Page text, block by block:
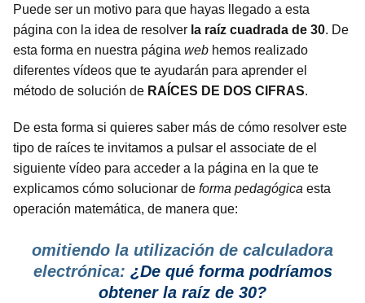
Puede ser un motivo para que hayas llegado a esta
página con la idea de resolver la raíz cuadrada de 30. De
esta forma en nuestra página web hemos realizado
diferentes vídeos que te ayudarán para aprender el
método de solución de RAÍCES DE DOS CIFRAS.
De esta forma si quieres saber más de cómo resolver este
tipo de raíces te invitamos a pulsar el associate de el
siguiente vídeo para acceder a la página en la que te
explicamos cómo solucionar de forma pedagógica esta
operación matemática, de manera que:
omitiendo la utilización de calculadora
electrónica: ¿De qué forma podríamos
obtener la raíz de 30?